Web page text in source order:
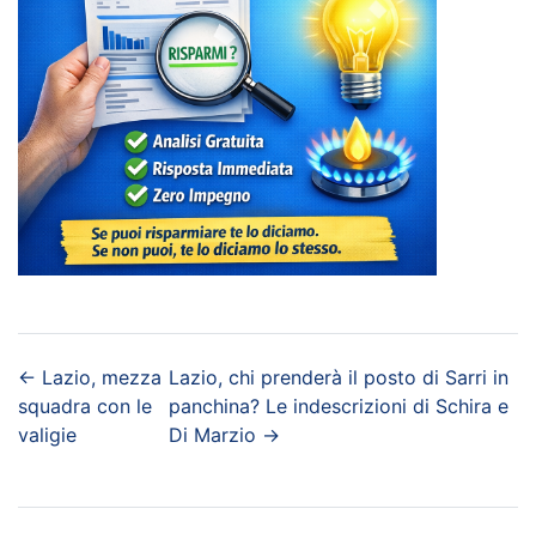
← Lazio, mezza
squadra con le
valigie
Lazio, chi prenderà il posto di Sarri in
panchina? Le indescrizioni di Schira e
Di Marzio →